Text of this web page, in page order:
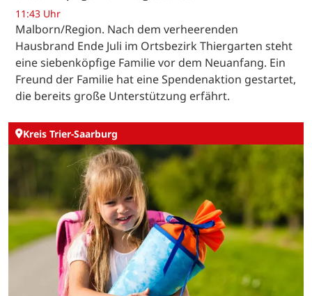
11:43 Uhr
Malborn/Region. Nach dem verheerenden
Hausbrand Ende Juli im Ortsbezirk Thiergarten steht
eine siebenköpfige Familie vor dem Neuanfang. Ein
Freund der Familie hat eine Spendenaktion gestartet,
die bereits große Unterstützung erfährt.
Kreis Trier-Saarburg